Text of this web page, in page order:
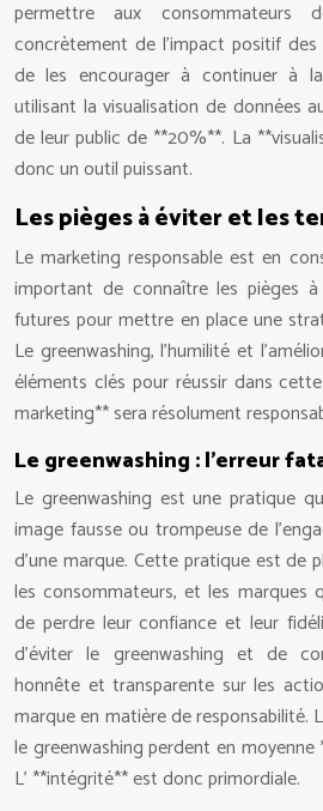
permettre aux
concrètement de l’impact positif
de les encourager à continuer à
utilisant la visualisation de données
de leur public de **20%**. La
donc un outil puissant.
Les pièges à éviter et les
Le marketing responsable est en
important de connaître les pièges
futures pour mettre en place une
Le greenwashing, l’humilité et
éléments clés pour réussir dans
marketing** sera résolument
Le greenwashing : l’erreur
Le greenwashing est une pratique
image fausse ou trompeuse de
d’une marque. Cette pratique est de
les consommateurs, et les marques
de perdre leur confiance et leur
d’éviter le greenwashing et de
honnête et transparente sur les
marque en matière de responsabilité.
le greenwashing perdent en
L’ **intégrité** est donc primordiale.